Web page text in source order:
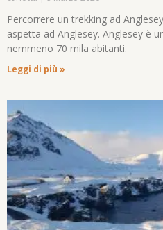
Percorrere un trekking ad
aspetta ad Anglesey. Anglesey è
nemmeno 70 mila abitanti.
Leggi di più »